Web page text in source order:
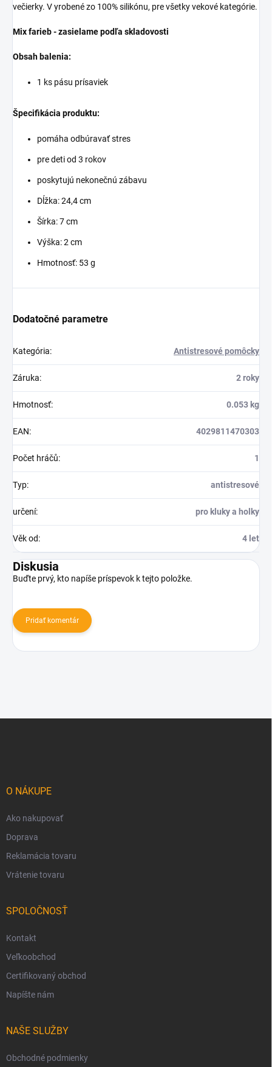
večierky. Vyrobené zo 100% silikónu, pre všetky vekové kategórie.
Mix farieb - zasielame podľa skladovosti
Obsah balenia:
1 ks pásu prísaviek
Špecifikácia produktu:
pomáha odbúravať stres
pre deti od 3 rokov
poskytujú nekonečnú zábavu
Dĺžka:24,4 cm
Šírka:7 cm
Výška:2 cm
Hmotnosť: 53 g
Dodatočné parametre
Kategória: Antistresové pomôcky
Záruka: 2 roky
Hmotnosť: 0.053 kg
EAN: 4029811470303
Počet hráčů: 1
Typ: antistresové
určení: pro kluky a holky
Věk od: 4 let
Diskusia
Buďte prvý, kto napíše príspevok k tejto položke.
Pridať komentár
O NÁKUPE
Ako nakupovať
Doprava
Reklamácia tovaru
Vrátenie tovaru
SPOLOČNOSŤ
Kontakt
Veľkoobchod
Certifikovaný obchod
Napíšte nám
NAŠE SLUŽBY
Obchodné podmienky